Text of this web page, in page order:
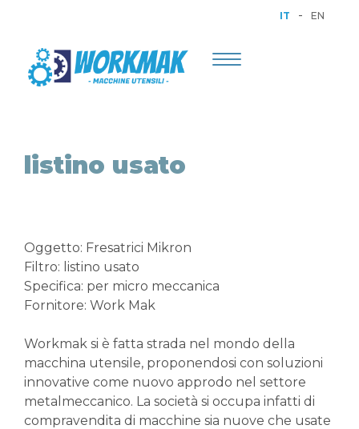
IT - EN
Toggle
listino usato
Oggetto: Fresatrici Mikron
Filtro: listino usato
Specifica: per micro meccanica
Fornitore: Work Mak
Workmak si è fatta strada nel mondo della
macchina utensile, proponendosi con soluzioni
innovative come nuovo approdo nel settore
metalmeccanico. La società si occupa infatti di
compravendita di macchine sia nuove che usate